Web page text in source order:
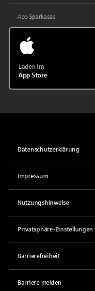
App Sparkasse
Laden im
App Store
Datenschutzerklärung
Impressum
Nutzungshinweise
Privatsphäre-Einstellungen
Barrierefreiheit
Barriere melden